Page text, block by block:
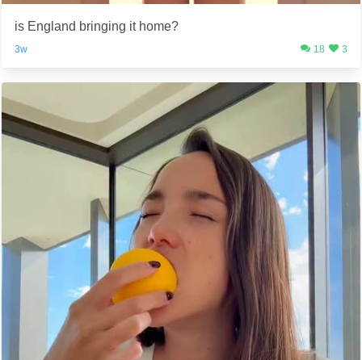
is England bringing it home?
3w 18 3